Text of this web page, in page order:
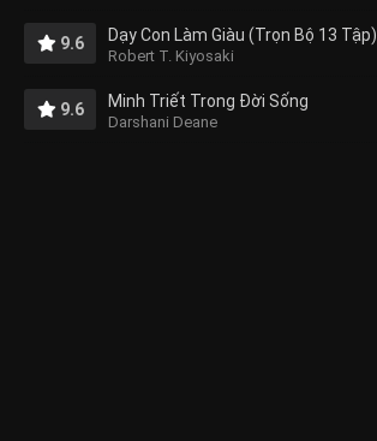
9.6 Dạy Con Làm Giàu (Trọn Bộ 13 Tập)
Robert T. Kiyosaki
9.6 Minh Triết Trong Đời Sống
Darshani Deane